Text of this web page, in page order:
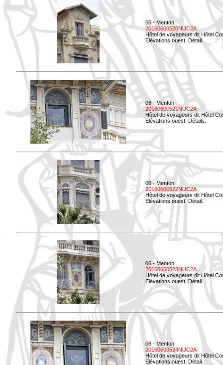
06 - Menton
20160600520NUC2A
Hôtel de voyageurs dit Hôtel
Elévations ouest. Détail.
06 - Menton
20160600521NUC2A
Hôtel de voyageurs dit Hôtel
Elévations ouest. Détails.
06 - Menton
20160600522NUC2A
Hôtel de voyageurs dit Hôtel
Elévations ouest. Détail.
06 - Menton
20160600523NUC2A
Hôtel de voyageurs dit Hôtel
Elévations ouest. Détail.
06 - Menton
20160600524NUC2A
Hôtel de voyageurs dit Hôtel
Elévations ouest. Détail.